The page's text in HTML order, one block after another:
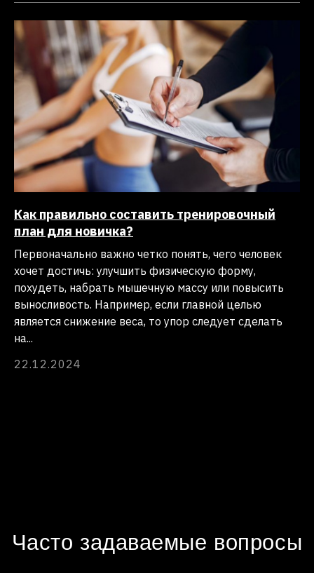
Как правильно составить тренировочный
план для новичка?
Первоначально важно четко понять, чего человек
хочет достичь: улучшить физическую форму,
похудеть, набрать мышечную массу или повысить
выносливость. Например, если главной целью
является снижение веса, то упор следует сделать
на...
22.12.2024